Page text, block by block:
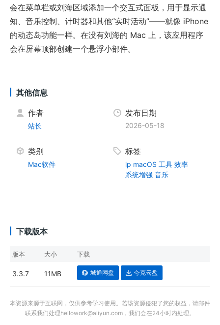
会在菜单栏或刘海区域添加一个交互式面板，用于显示通
知、音乐控制、计时器和其他“实时活动”——就像 iPhone
的动态岛功能一样。在没有刘海的 Mac 上，该应用程序
会在屏幕顶部创建一个悬浮小部件。
其他信息
作者
站长
发布日期
2026-05-18
类别
Mac软件
标签
ip macOS 工具 效率
系统增强 音乐
下载版本
版本 大小 下载
3.3.7 11MB 城通网盘 夸克云盘
本资源来源于互联网，仅供参考学习使用。若该资源侵犯了您的权益，请邮件
联系我们处理hellowork@aliyun.com，我们会在24小时内处理。